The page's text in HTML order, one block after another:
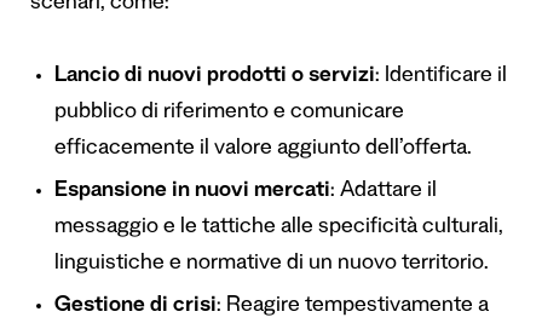
Lancio di nuovi prodotti o servizi: Identificare il
pubblico di riferimento e comunicare
efficacemente il valore aggiunto dell’offerta.
Espansione in nuovi mercati: Adattare il
messaggio e le tattiche alle specificità culturali,
linguistiche e normative di un nuovo territorio.
Gestione di crisi: Reagire tempestivamente a